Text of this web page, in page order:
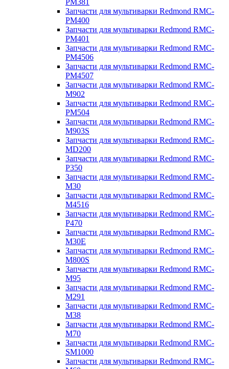
PM381
Запчасти для мультиварки Redmond RMC-
PM400
Запчасти для мультиварки Redmond RMC-
PM401
Запчасти для мультиварки Redmond RMC-
PM4506
Запчасти для мультиварки Redmond RMC-
PM4507
Запчасти для мультиварки Redmond RMC-
M902
Запчасти для мультиварки Redmond RMC-
PM504
Запчасти для мультиварки Redmond RMC-
M903S
Запчасти для мультиварки Redmond RMC-
MD200
Запчасти для мультиварки Redmond RMC-
P350
Запчасти для мультиварки Redmond RMC-
M30
Запчасти для мультиварки Redmond RMC-
M4516
Запчасти для мультиварки Redmond RMC-
P470
Запчасти для мультиварки Redmond RMC-
M30E
Запчасти для мультиварки Redmond RMC-
M800S
Запчасти для мультиварки Redmond RMC-
M95
Запчасти для мультиварки Redmond RMC-
M291
Запчасти для мультиварки Redmond RMC-
M38
Запчасти для мультиварки Redmond RMC-
M70
Запчасти для мультиварки Redmond RMC-
SM1000
Запчасти для мультиварки Redmond RMC-